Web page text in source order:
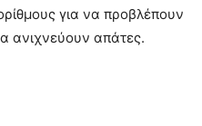
για να προβλέπουν
ανιχνεύουν απάτες.